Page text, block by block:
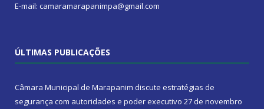
E-mail: camaramarapanimpa@gmail.com
ÚLTIMAS PUBLICAÇÕES
Câmara Municipal de Marapanim discute estratégias de
segurança com autoridades e poder executivo 27 de novembro